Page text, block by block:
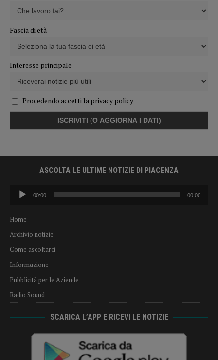
Fascia di età
Interesse principale
Procedendo accetti la privacy policy
ASCOLTA LE ULTIME NOTIZIE DI PIACENZA
Audio
Player
00:00 00:00
Home
Archivio notizie
Come ascoltarci
Informazione
Pubblicità per le Aziende
Radio Sound
SCARICA L’APP E RICEVI LE NOTIZIE